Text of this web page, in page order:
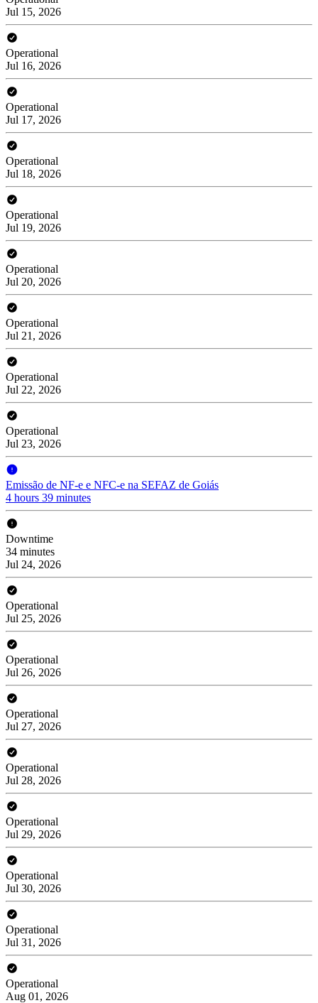
Jul 15, 2026
Operational
Jul 16, 2026
Operational
Jul 17, 2026
Operational
Jul 18, 2026
Operational
Jul 19, 2026
Operational
Jul 20, 2026
Operational
Jul 21, 2026
Operational
Jul 22, 2026
Operational
Jul 23, 2026
Emissão de NF-e e NFC-e na SEFAZ de Goiás
4 hours 39 minutes
Downtime
34 minutes
Jul 24, 2026
Operational
Jul 25, 2026
Operational
Jul 26, 2026
Operational
Jul 27, 2026
Operational
Jul 28, 2026
Operational
Jul 29, 2026
Operational
Jul 30, 2026
Operational
Jul 31, 2026
Operational
Aug 01, 2026